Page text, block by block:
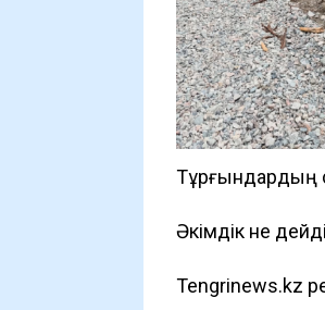
Тұрғындардың
Әкімдік не
Tengrinews.kz